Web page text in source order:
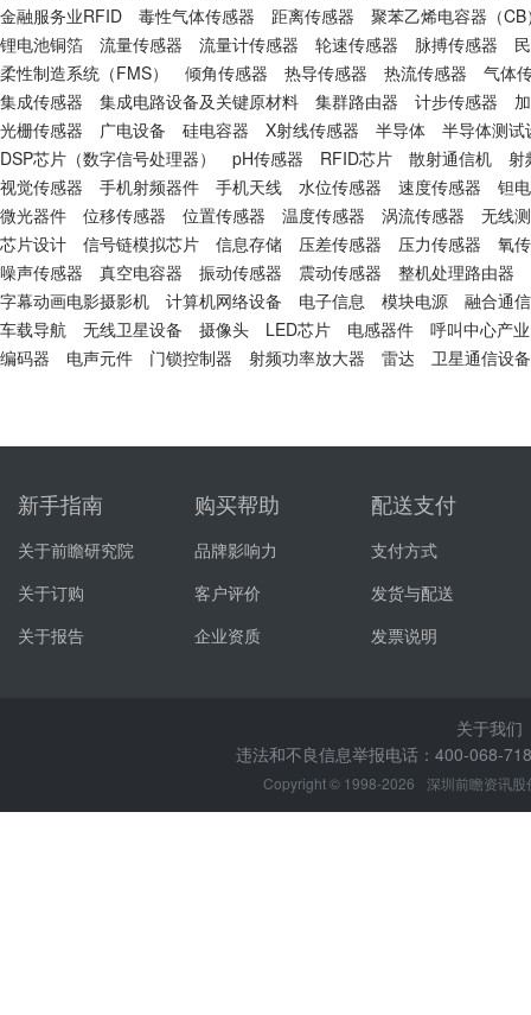
金融服务业RFID
毒性气体传感器 距离传感器
聚苯乙烯电容器（CB
锂电池铜箔
流量传感器 流量计传感器 轮速传感器 脉搏传感器
柔性制造系统（FMS）
倾角传感器 热导传感器 热流传感器
气体
集成传感器
集成电路设备及关键原材料 集群路由器 计步传感器
光栅传感器
广电设备 硅电容器 X射线传感器 半导体
半导体测试
DSP芯片（数字信号处理器）
pH传感器 RFID芯片 散射通信机
射
视觉传感器
手机射频器件 手机天线 水位传感器 速度传感器
钽
微光器件
位移传感器 位置传感器 温度传感器 涡流传感器
无线
芯片设计
信号链模拟芯片 信息存储 压差传感器 压力传感器
氧
噪声传感器
真空电容器 振动传感器 震动传感器
整机处理路由器
字幕动画电影摄影机
计算机网络设备 电子信息 模块电源
融合通
车载导航
无线卫星设备 摄像头 LED芯片 电感器件
呼叫中心产业
编码器
电声元件 门锁控制器 射频功率放大器 雷达 卫星通信设备
新手指南
关于前瞻研究院
关于订购
关于报告
购买帮助
品牌影响力
客户评价
企业资质
配送支付
支付方式
发货与配送
发票说明
关于我们
违法和不良信息举报电话：400-068-
Copyright © 1998-2026 深圳前瞻资讯股